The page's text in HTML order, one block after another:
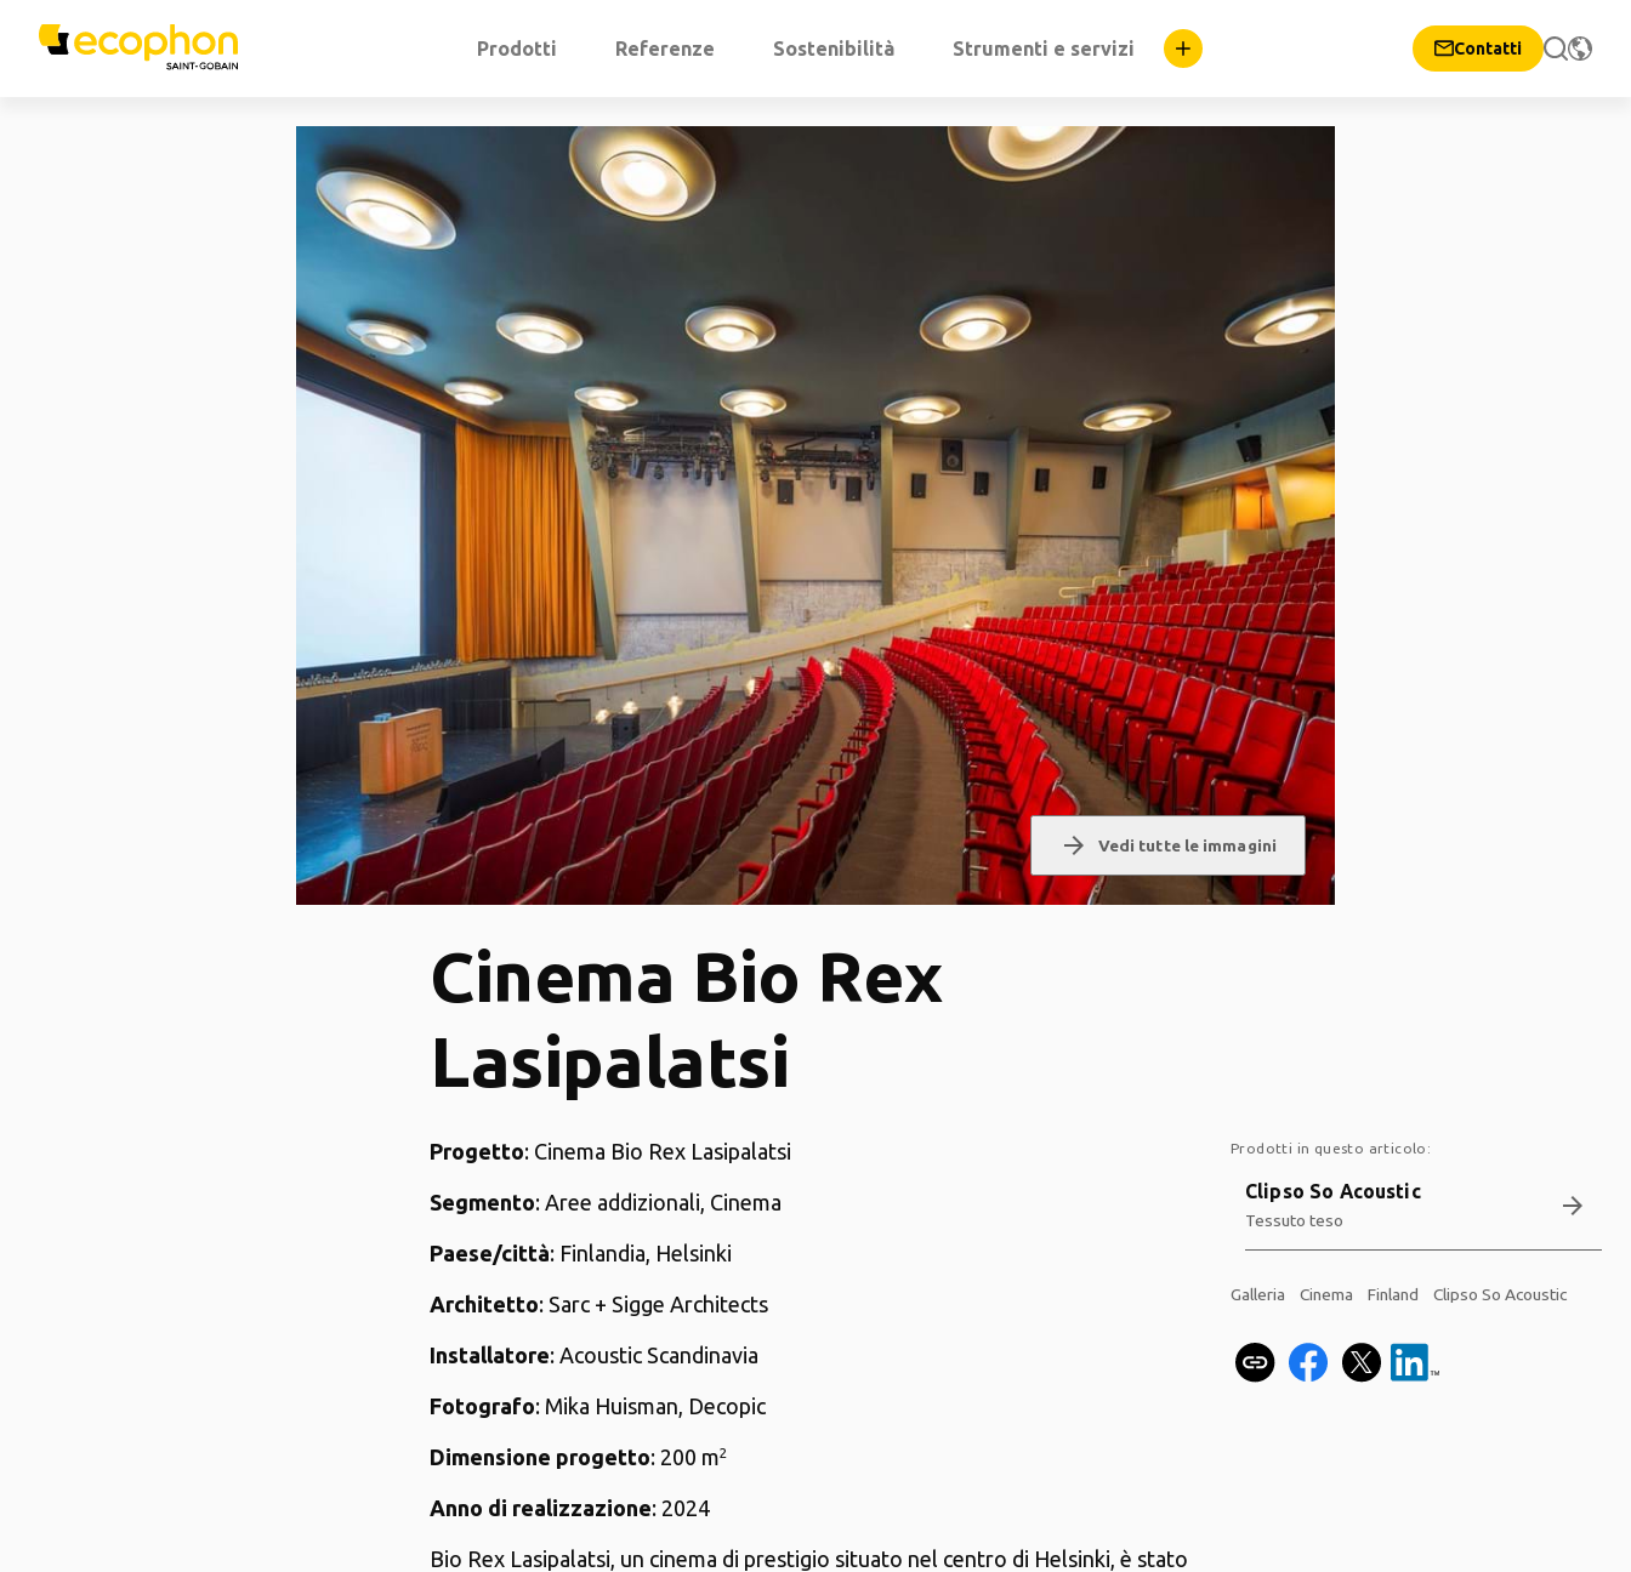
Prodotti Referenze Sostenibilità Strumenti e servizi Contatti
arrow_forward Vedi tutte le immagini
Cinema Bio Rex
Lasipalatsi
Progetto: Cinema Bio Rex Lasipalatsi
Segmento: Aree addizionali, Cinema
Paese/città: Finlandia, Helsinki
Architetto: Sarc + Sigge Architects
Installatore: Acoustic Scandinavia
Fotografo: Mika Huisman, Decopic
Dimensione progetto: 200 m2
Anno di realizzazione: 2024
Bio Rex Lasipalatsi, un cinema di prestigio situato nel centro di Helsinki, è stato
Prodotti in questo articolo:
Clipso So Acoustic
Tessuto teso arrow_forward
Galleria Cinema Finland Clipso So Acoustic